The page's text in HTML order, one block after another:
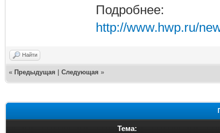
Подробнее:
http://www.hwp.ru/
Найти
« Предыдущая Следующая »
Тема: